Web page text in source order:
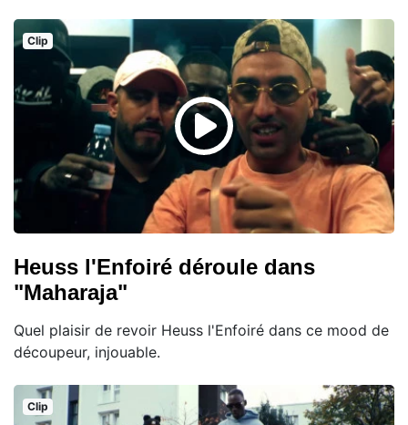
Clip
Heuss l'Enfoiré déroule dans
"Maharaja"
Quel plaisir de revoir Heuss l'Enfoiré dans ce mood de
découpeur, injouable.
Clip